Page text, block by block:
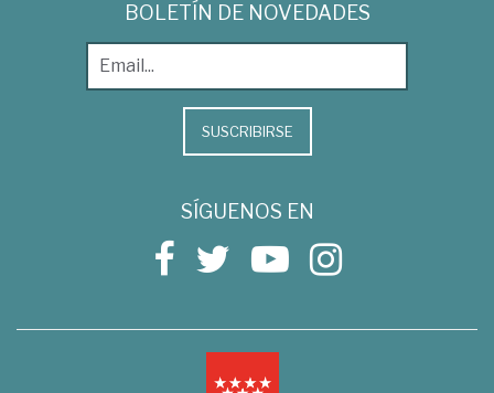
BOLETÍN DE NOVEDADES
SUSCRIBIRSE
SÍGUENOS EN